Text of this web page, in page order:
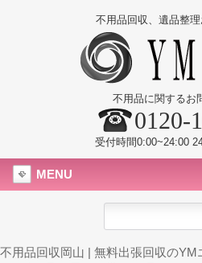
不用品回収、遺品整
不用品に関するお
0120-
受付時間0:00~24:00
MENU
不用品回収岡山 | 無料出張回収のYM